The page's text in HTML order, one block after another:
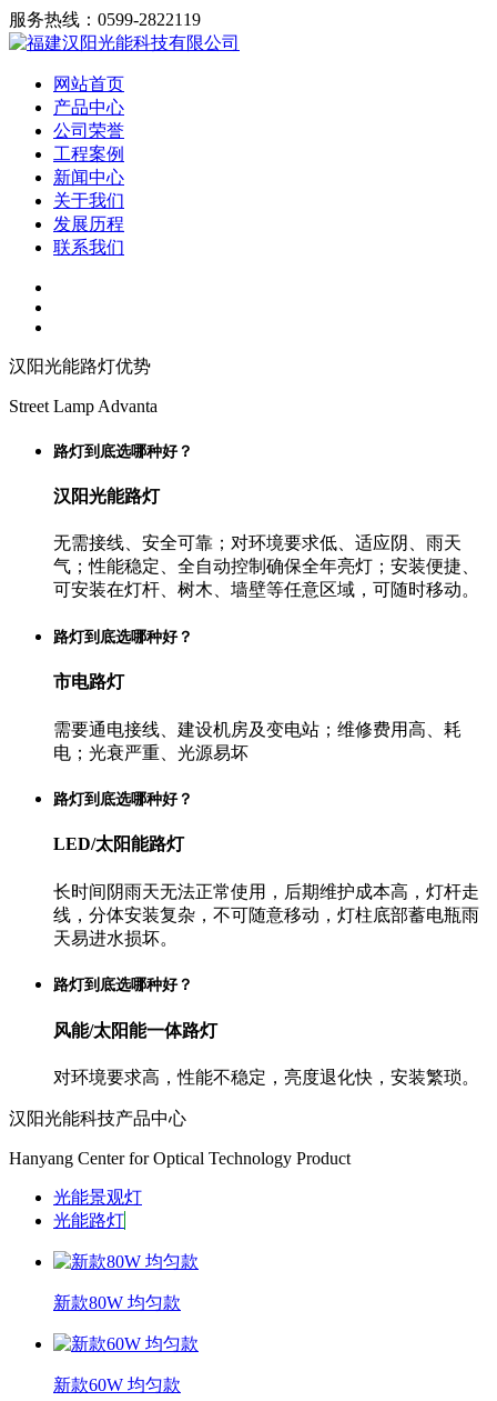
服务热线：0599-2822119
网站首页
产品中心
公司荣誉
工程案例
新闻中心
关于我们
发展历程
联系我们
汉阳光能路灯优势
Street Lamp Advanta
路灯到底选哪种好？
汉阳光能路灯
无需接线、安全可靠；对环境要求低、适应阴、雨天
气；性能稳定、全自动控制确保全年亮灯；安装便捷、
可安装在灯杆、树木、墙壁等任意区域，可随时移动。
路灯到底选哪种好？
市电路灯
需要通电接线、建设机房及变电站；维修费用高、耗
电；光衰严重、光源易坏
路灯到底选哪种好？
LED/太阳能路灯
长时间阴雨天无法正常使用，后期维护成本高，灯杆走
线，分体安装复杂，不可随意移动，灯柱底部蓄电瓶雨
天易进水损坏。
路灯到底选哪种好？
风能/太阳能一体路灯
对环境要求高，性能不稳定，亮度退化快，安装繁琐。
汉阳光能科技产品中心
Hanyang Center for Optical Technology Product
光能景观灯
光能路灯
新款80W 均匀款
新款60W 均匀款